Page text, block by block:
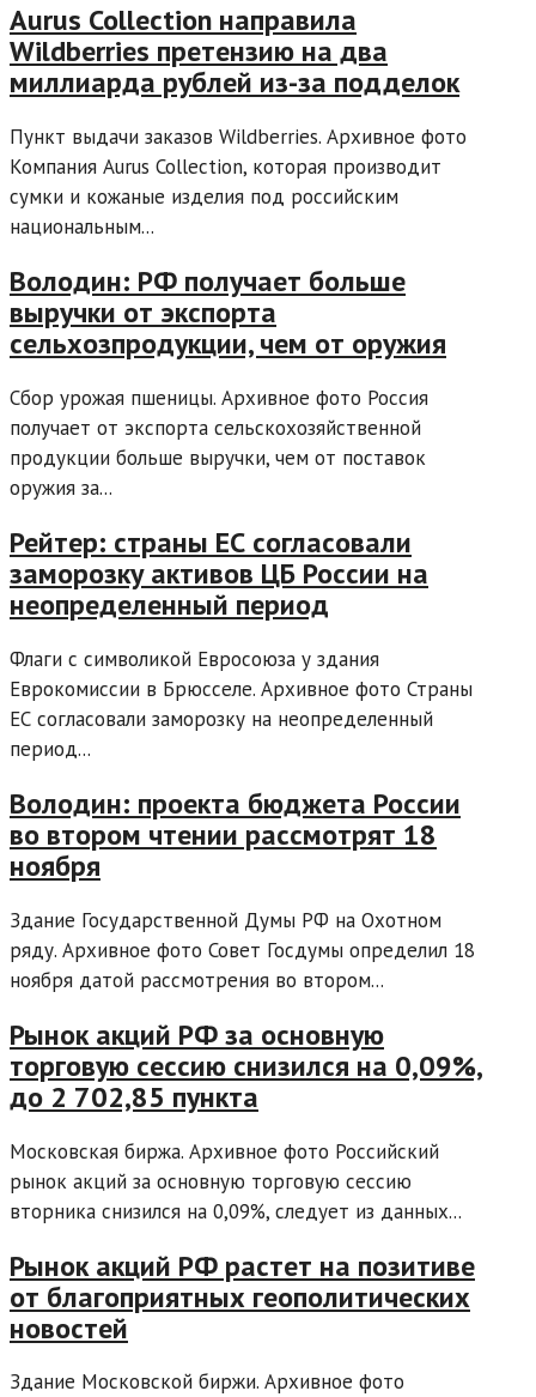
Aurus Collection направила
Wildberries претензию на два
миллиарда рублей из-за подделок
Пункт выдачи заказов Wildberries. Архивное фото
Компания Aurus Collection, которая производит
сумки и кожаные изделия под российским
национальным...
Володин: РФ получает больше
выручки от экспорта
сельхозпродукции, чем от оружия
Сбор урожая пшеницы. Архивное фото Россия
получает от экспорта сельскохозяйственной
продукции больше выручки, чем от поставок
оружия за...
Рейтер: страны ЕС согласовали
заморозку активов ЦБ России на
неопределенный период
Флаги с символикой Евросоюза у здания
Еврокомиссии в Брюсселе. Архивное фото Страны
ЕС согласовали заморозку на неопределенный
период...
Володин: проекта бюджета России
во втором чтении рассмотрят 18
ноября
Здание Государственной Думы РФ на Охотном
ряду. Архивное фото Совет Госдумы определил 18
ноября датой рассмотрения во втором...
Рынок акций РФ за основную
торговую сессию снизился на 0,09%,
до 2 702,85 пункта
Московская биржа. Архивное фото Российский
рынок акций за основную торговую сессию
вторника снизился на 0,09%, следует из данных...
Рынок акций РФ растет на позитиве
от благоприятных геополитических
новостей
Здание Московской биржи. Архивное фото